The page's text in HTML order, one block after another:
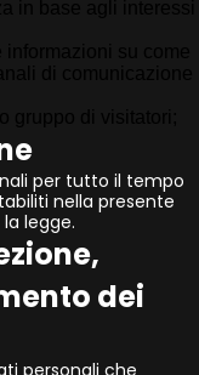
per tutto il tempo
nella presente
legge.
dei
personali che